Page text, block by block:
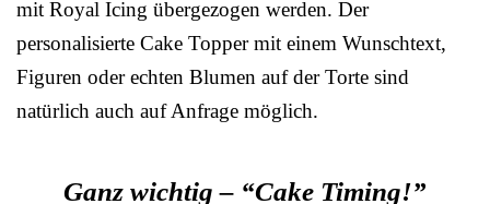
mit Royal Icing übergezogen werden. Der
personalisierte Cake Topper mit einem Wunschtext,
Figuren oder echten Blumen auf der Torte sind
natürlich auch auf Anfrage möglich.
Ganz wichtig – “Cake Timing!”